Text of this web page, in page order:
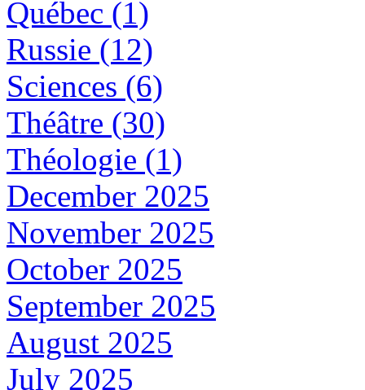
Québec (1)
Russie (12)
Sciences (6)
Théâtre (30)
Théologie (1)
December 2025
November 2025
October 2025
September 2025
August 2025
July 2025